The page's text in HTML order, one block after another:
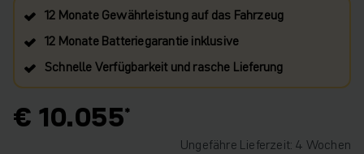
12 Monate Gewährleistung auf das Fahrzeug
12 Monate Batteriegarantie inklusive
Schnelle Verfügbarkeit und rasche Lieferung
€ 10.055
Ungefähre Lieferzeit: 4 Wochen